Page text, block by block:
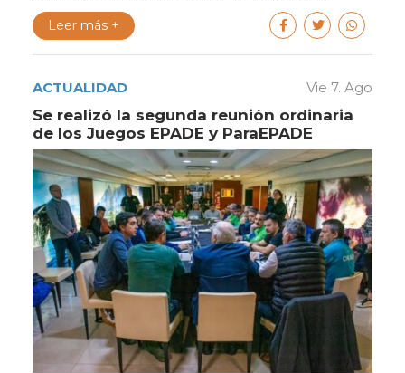
Leer más +
ACTUALIDAD Vie 7. Ago
Se realizó la segunda reunión ordinaria
de los Juegos EPADE y ParaEPADE